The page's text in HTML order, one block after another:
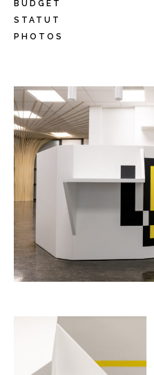
BUDGET
STATUT
PHOTOS